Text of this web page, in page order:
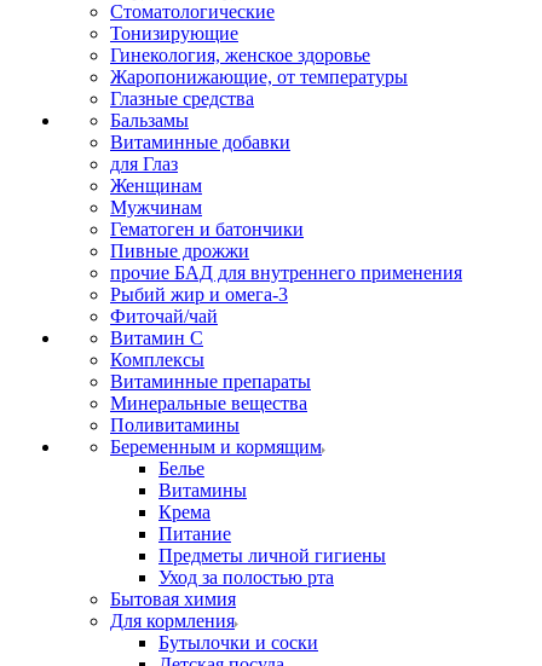
Стоматологические
Тонизирующие
Гинекология, женское здоровье
Жаропонижающие, от температуры
Глазные средства
Бальзамы
Витаминные добавки
для Глаз
Женщинам
Мужчинам
Гематоген и батончики
Пивные дрожжи
прочие БАД для внутреннего применения
Рыбий жир и омега-3
Фиточай/чай
Витамин С
Комплексы
Витаминные препараты
Минеральные вещества
Поливитамины
Беременным и кормящим
Белье
Витамины
Крема
Питание
Предметы личной гигиены
Уход за полостью рта
Бытовая химия
Для кормления
Бутылочки и соски